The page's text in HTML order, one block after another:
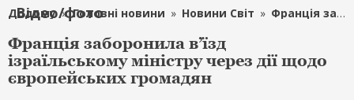
Відео/фото
Додому » Головні новини » Новини Світ » Франція заборонила в’їзд ізраїльському міністру через дії щодо європейських громадян
Франція заборонила в’їзд
ізраїльському міністру через дії щодо
європейських громадян